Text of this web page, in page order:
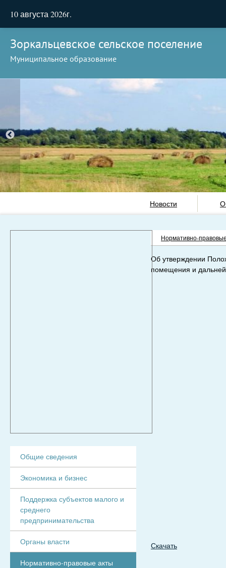
10 августа 2026г.
Зоркальцевское сельское поселение
Муниципальное образование
Новости
Нормативно-
Об утверждении
помещения и
Скачать
Общие сведения
Экономика и бизнес
Поддержка субъектов малого и
среднего
предпринимательства
Органы власти
Нормативно-правовые акты